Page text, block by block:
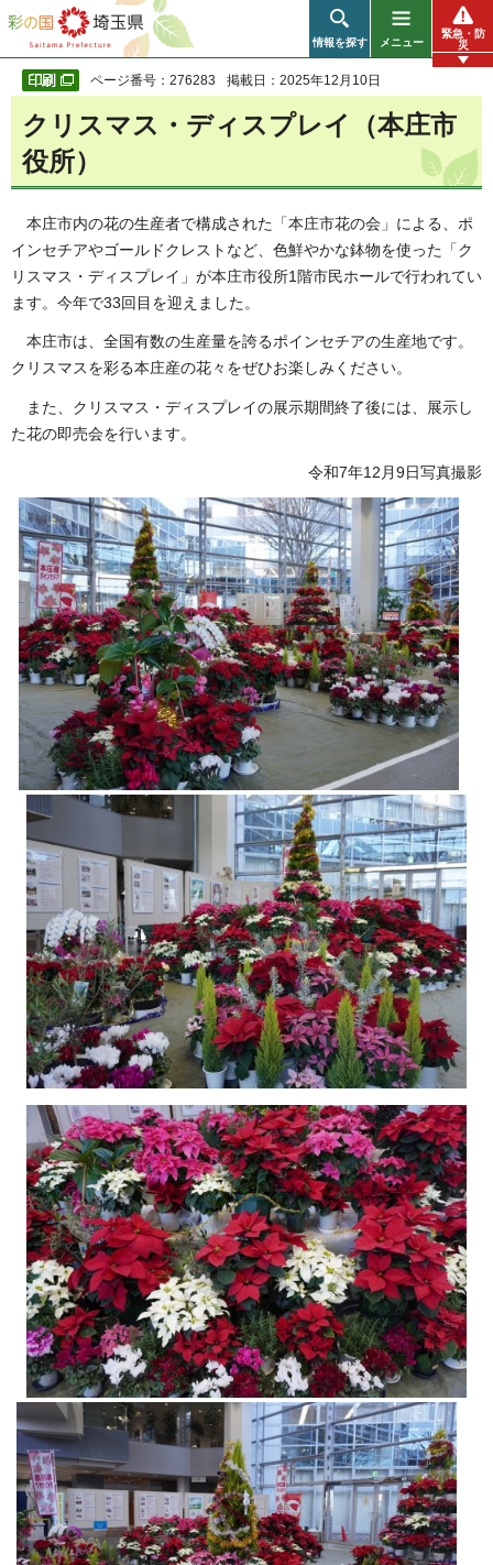
彩の国 埼玉県
情報を探す メニュー
緊急・防
災
ページ番号：276283 掲載日：2025年12月10日
クリスマス・ディスプレイ（本庄市
役所）
本庄市内の花の生産者で構成された「本庄市花の会」による、ポ
インセチアやゴールドクレストなど、色鮮やかな鉢物を使った「ク
リスマス・ディスプレイ」が本庄市役所1階市民ホールで行われてい
ます。今年で33回目を迎えました。
本庄市は、全国有数の生産量を誇るポインセチアの生産地です。
クリスマスを彩る本庄産の花々をぜひお楽しみください。
また、クリスマス・ディスプレイの展示期間終了後には、展示し
た花の即売会を行います。
令和7年12月9日写真撮影